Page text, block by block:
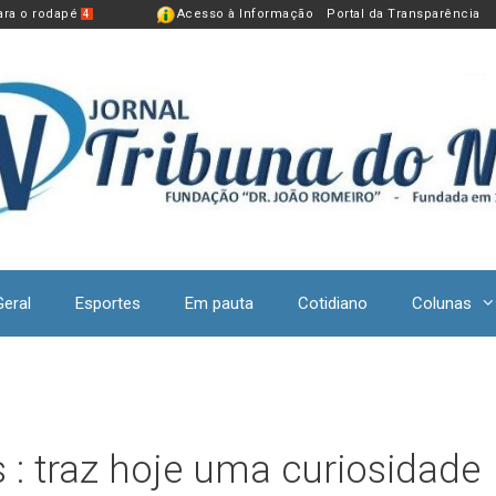
o rodapé 4 Acesso à Informação Portal da Transparência
Esportes Em pauta Cotidiano Colunas
: traz hoje uma curiosidade